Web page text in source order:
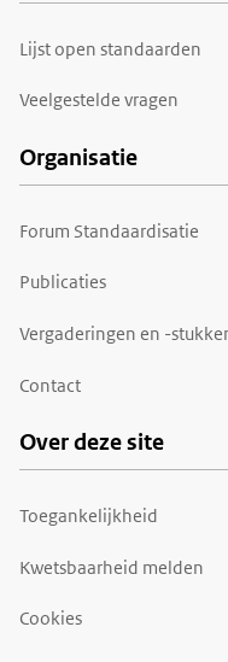
Lijst open standaarden
Veelgestelde vragen
Organisatie
Forum Standaardisatie
Publicaties
Vergaderingen en -
Contact
Over deze site
Toegankelijkheid
Kwetsbaarheid melden
Cookies